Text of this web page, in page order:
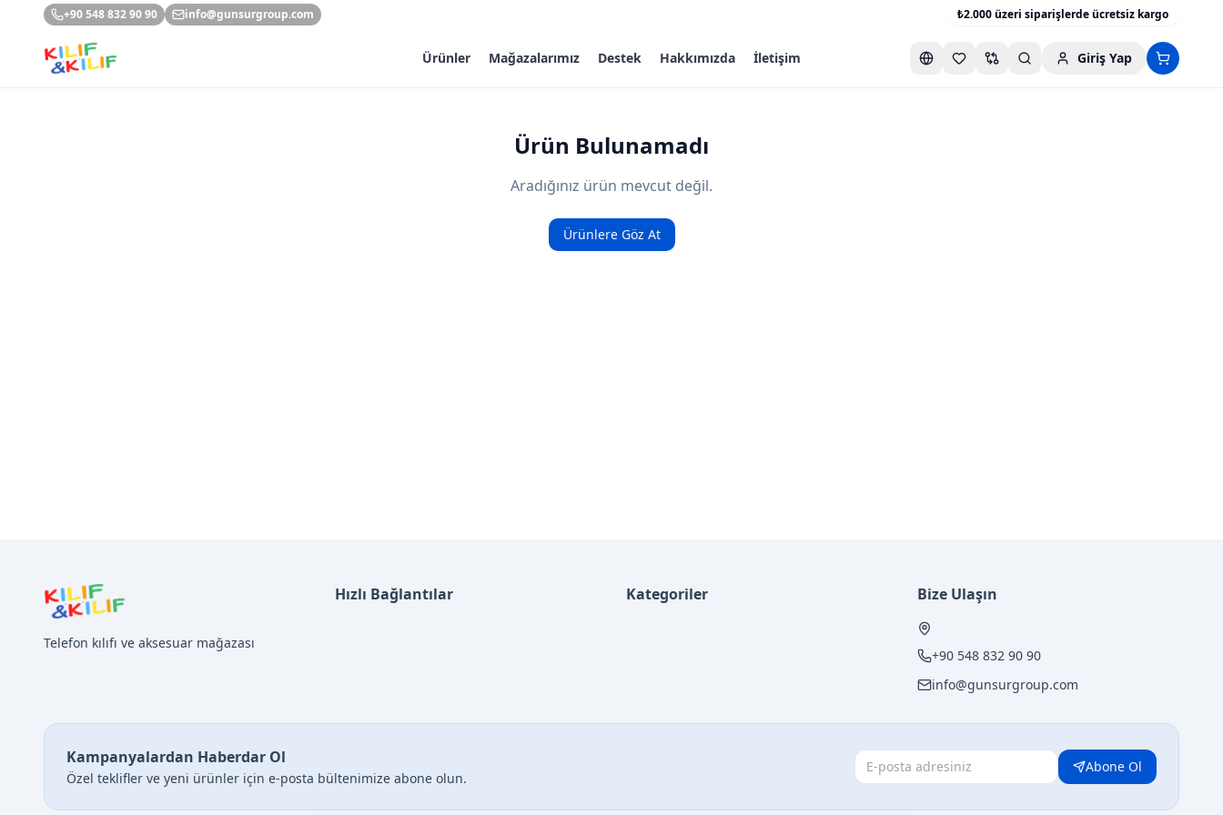
Ana içeriğe geç+90 548 832 90 90 info@gunsurgroup.com ₺2.000 üzeri siparişlerde ücretsiz kargo
Favori listesini aç
Karşılaştırma listesini aç
Giriş Yap
Ürünler Mağazalarımız Destek Hakkımızda İletişim
Ürün Bulunamadı
Aradığınız ürün mevcut değil.
Ürünlere Göz At
Telefon kılıfı ve aksesuar mağazası
Hızlı Bağlantılar Kategoriler Bize Ulaşın
+90 548 832 90 90
info@gunsurgroup.com
Kampanyalardan Haberdar Ol
Özel teklifler ve yeni ürünler için e-posta bültenimize abone olun.
Abone Ol